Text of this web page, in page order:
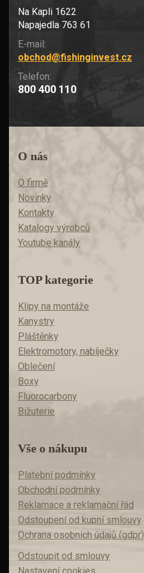
Na Kapli 1622
Napajedla 763 61
E-mail:
obchod@fishinginvest.cz
Telefon:
800 400 110
O nás
O firmě
Novinky
Kontakty
Katalogy výrobců
Youtube kanály
TOP kategorie
Klipy na montáže
Kanystry
Pláštěnky
Elektromotory, nabíječky
Oblečení
Boxy
Fluorocarbony
Bižuterie
Vše o nákupu
Platební podmínky
Obchodní podmínky
Reklamace a reklamační řád
Odstoupení od kupní smlouvy
Ochrana osobních údajů (gdpr)
Odstoupit od smlouvy